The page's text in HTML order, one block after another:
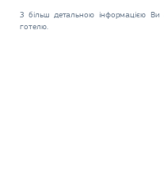
З більш детальною інформацією
готелю.